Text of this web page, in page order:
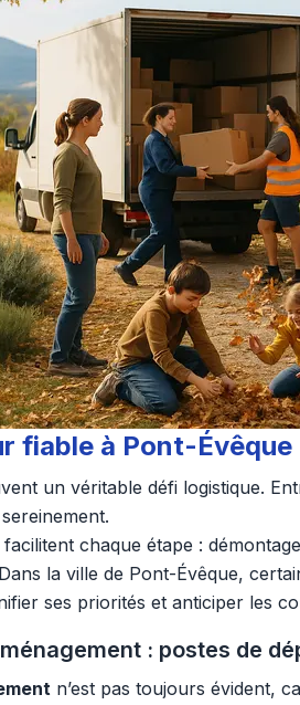
fiable à Pont-
un véritable défi logistique.
chaque étape :
la ville de Pont-Évêque,
ses priorités et anticiper les
: postes de
n’est pas toujours évident,